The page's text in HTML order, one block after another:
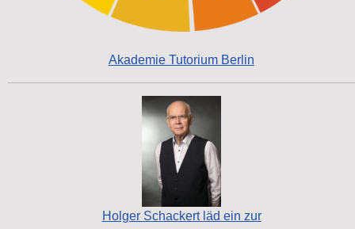
Akademie Tutorium Berlin
Holger Schackert läd ein zur